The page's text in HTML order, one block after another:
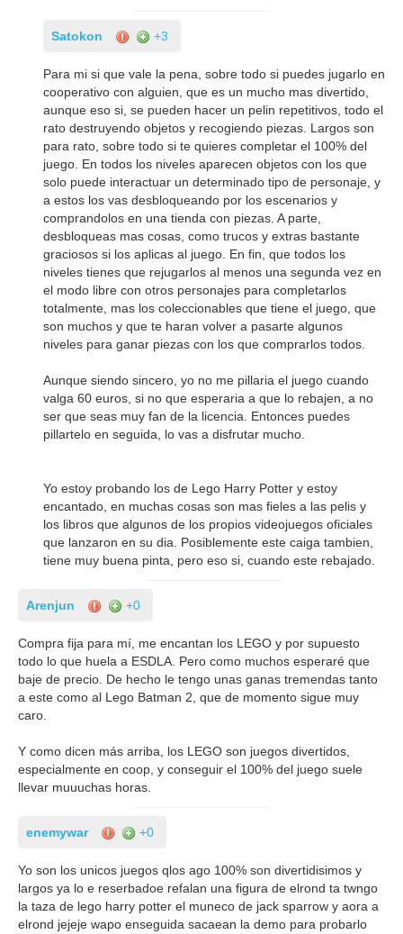
Satokon +3
Para mi si que vale la pena, sobre todo si puedes jugarlo en
cooperativo con alguien, que es un mucho mas divertido,
aunque eso si, se pueden hacer un pelin repetitivos, todo el
rato destruyendo objetos y recogiendo piezas. Largos son
para rato, sobre todo si te quieres completar el 100% del
juego. En todos los niveles aparecen objetos con los que
solo puede interactuar un determinado tipo de personaje, y
a estos los vas desbloqueando por los escenarios y
comprandolos en una tienda con piezas. A parte,
desbloqueas mas cosas, como trucos y extras bastante
graciosos si los aplicas al juego. En fin, que todos los
niveles tienes que rejugarlos al menos una segunda vez en
el modo libre con otros personajes para completarlos
totalmente, mas los coleccionables que tiene el juego, que
son muchos y que te haran volver a pasarte algunos
niveles para ganar piezas con los que comprarlos todos.
Aunque siendo sincero, yo no me pillaria el juego cuando
valga 60 euros, si no que esperaria a que lo rebajen, a no
ser que seas muy fan de la licencia. Entonces puedes
pillartelo en seguida, lo vas a disfrutar mucho.
Yo estoy probando los de Lego Harry Potter y estoy
encantado, en muchas cosas son mas fieles a las pelis y
los libros que algunos de los propios videojuegos oficiales
que lanzaron en su dia. Posiblemente este caiga tambien,
tiene muy buena pinta, pero eso si, cuando este rebajado.
Arenjun +0
Compra fija para mí, me encantan los LEGO y por supuesto
todo lo que huela a ESDLA. Pero como muchos esperaré que
baje de precio. De hecho le tengo unas ganas tremendas tanto
a este como al Lego Batman 2, que de momento sigue muy
caro.
Y como dicen más arriba, los LEGO son juegos divertidos,
especialmente en coop, y conseguir el 100% del juego suele
llevar muuuchas horas.
enemywar +0
Yo son los unicos juegos qlos ago 100% son divertidisimos y
largos ya lo e reserbadoe refalan una figura de elrond ta twngo
la taza de lego harry potter el muneco de jack sparrow y aora a
elrond jejeje wapo enseguida sacaean la demo para probarlo